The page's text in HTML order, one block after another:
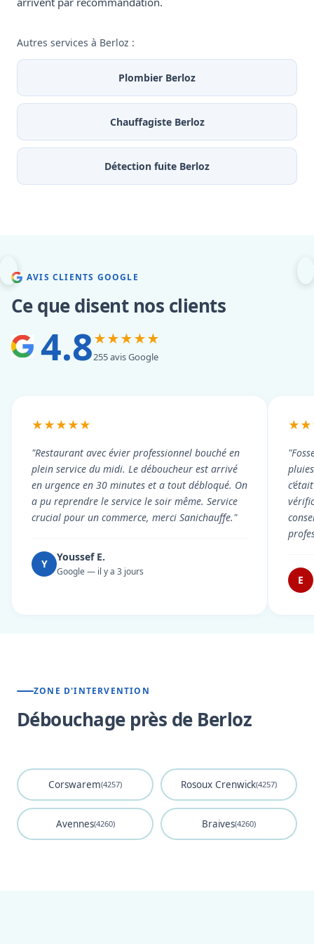
Autres services à Berloz :
Plombier Berloz
Chauffagiste Berloz
Détection fuite Berloz
AVIS CLIENTS GOOGLE
Ce que disent nos clients
4.8★★★★★
255 avis Google
★★★★★
"Restaurant avec évier professionnel bouché en
plein service du midi. Le déboucheur est arrivé
en urgence en 30 minutes et a tout débloqué. On
a pu reprendre le service le soir même. Service
crucial pour un commerce, merci Sanichauffe."
Y
Youssef E.
Google — il y a 3 jours
E
ZONE D'INTERVENTION
Débouchage près de Berloz
Corswarem(4257) Rosoux Crenwick(4257)
Avennes(4260) Braives(4260)